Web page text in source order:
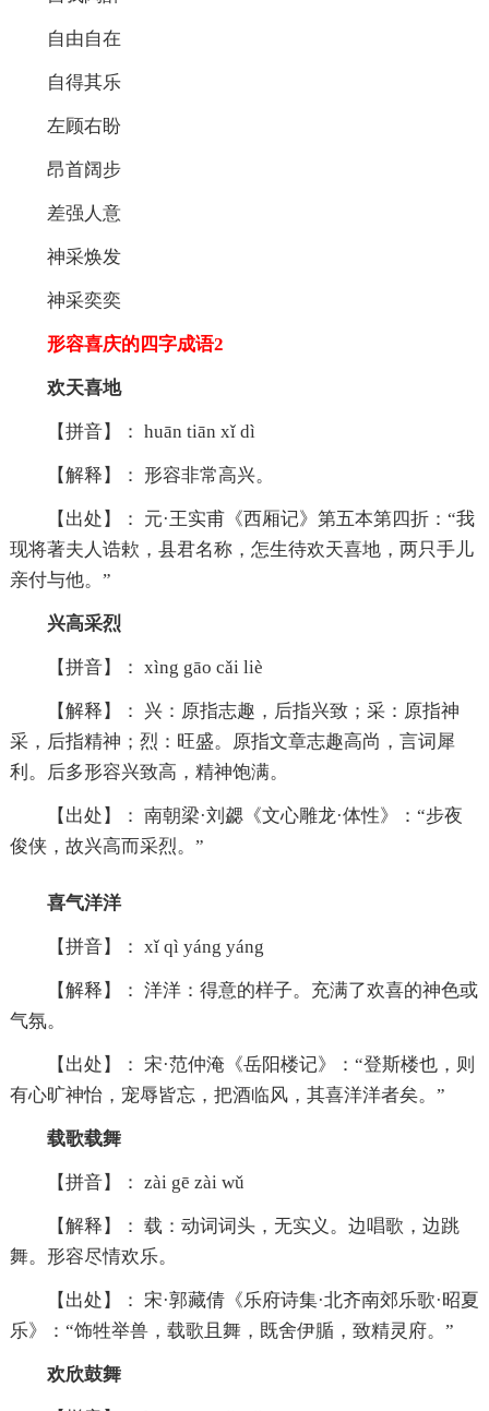
自由自在
自得其乐
左顾右盼
昂首阔步
差强人意
神采焕发
神采奕奕
形容喜庆的四字成语2
欢天喜地
【拼音】： huān tiān xǐ dì
【解释】： 形容非常高兴。
【出处】： 元·王实甫《西厢记》第五本第四折：“我
现将著夫人诰欶，县君名称，怎生待欢天喜地，两只手儿
亲付与他。”
兴高采烈
【拼音】： xìng gāo cǎi liè
【解释】： 兴：原指志趣，后指兴致；采：原指神
采，后指精神；烈：旺盛。原指文章志趣高尚，言词犀
利。后多形容兴致高，精神饱满。
【出处】： 南朝梁·刘勰《文心雕龙·体性》：“步夜
俊侠，故兴高而采烈。”
喜气洋洋
【拼音】： xǐ qì yáng yáng
【解释】： 洋洋：得意的样子。充满了欢喜的神色或
气氛。
【出处】： 宋·范仲淹《岳阳楼记》：“登斯楼也，则
有心旷神怡，宠辱皆忘，把酒临风，其喜洋洋者矣。”
载歌载舞
【拼音】： zài gē zài wǔ
【解释】： 载：动词词头，无实义。边唱歌，边跳
舞。形容尽情欢乐。
【出处】： 宋·郭藏倩《乐府诗集·北齐南郊乐歌·昭夏
乐》：“饰牲举兽，载歌且舞，既舍伊腯，致精灵府。”
欢欣鼓舞